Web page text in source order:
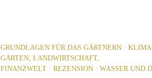
GRUNDLAGEN FÜR DAS GÄRTNERN /
GÄRTEN, LANDWIRTSCHAFT,
FINANZWELT / REZENSION / WASSER UND